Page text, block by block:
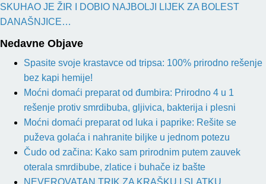
SKUHAO JE ŽIR I DOBIO NAJBOLJI LIJEK ZA BOLEST
DANAŠNJICE…
Nedavne Objave
Spasite svoje krastavce od tripsa: 100% prirodno rešenje
bez kapi hemije!
Moćni domaći preparat od đumbira: Prirodno 4 u 1
rešenje protiv smrdibuba, gljivica, bakterija i plesni
Moćni domaći preparat od luka i paprike: Rešite se
puževa golaća i nahranite biljke u jednom potezu
Čudo od začina: Kako sam prirodnim putem zauvek
oterala smrdibube, zlatice i buhače iz bašte
NEVEROVATAN TRIK ZA KRAŠKU I SLATKU